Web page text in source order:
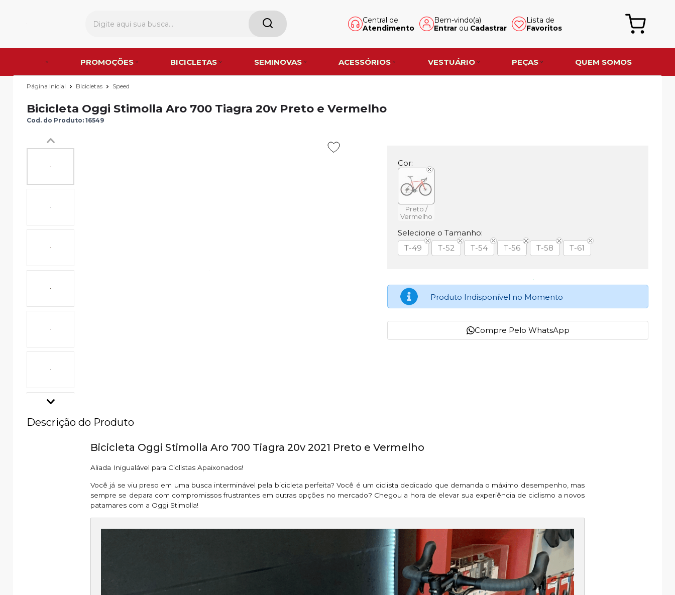
Central de
Atendimento
Bem-vindo(a)
Entrarou Cadastrar
Lista de
Favoritos
PROMOÇÕES BICICLETAS SEMINOVAS ACESSÓRIOS VESTUÁRIO PEÇAS QUEM SOMOS
Página Inicial Bicicletas Speed
Bicicleta Oggi Stimolla Aro 700 Tiagra 20v Preto e Vermelho
Cod. do Produto: 16549
Cor:
Preto /
Vermelho
Selecione o Tamanho:
T-49
T-52 T-54 T-56 T-58 T-61
Produto Indisponível no Momento
Compre Pelo WhatsApp
Descrição do Produto
Bicicleta Oggi Stimolla Aro 700 Tiagra 20v 2021 Preto e Vermelho
Aliada Inigualável para Ciclistas Apaixonados!
Você já se viu preso em uma busca interminável pela bicicleta perfeita? Você é um ciclista dedicado que demanda o máximo desempenho, mas
sempre se depara com compromissos frustrantes em outras opções no mercado? Chegou a hora de elevar sua experiência de ciclismo a novos
patamares com a Oggi Stimolla!